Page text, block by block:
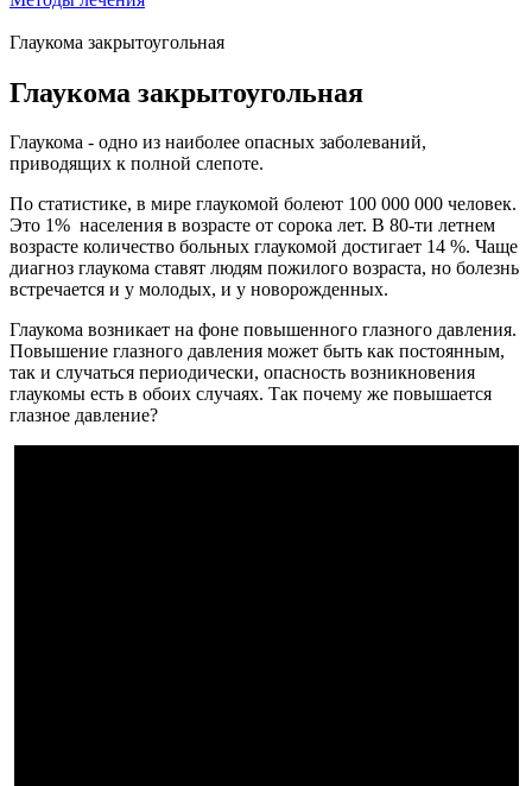
Глаукома закрытоугольная
Глаукома закрытоугольная
Глаукома - одно из наиболее опасных заболеваний,
приводящих к полной слепоте.
По статистике, в мире глаукомой болеют 100 000 000 человек.
Это 1% населения в возрасте от сорока лет. В 80-ти летнем
возрасте количество больных глаукомой достигает 14 %. Чаще
диагноз глаукома ставят людям пожилого возраста, но болезнь
встречается и у молодых, и у новорожденных.
Глаукома возникает на фоне повышенного глазного давления.
Повышение глазного давления может быть как постоянным,
так и случаться периодически, опасность возникновения
глаукомы есть в обоих случаях. Так почему же повышается
глазное давление?